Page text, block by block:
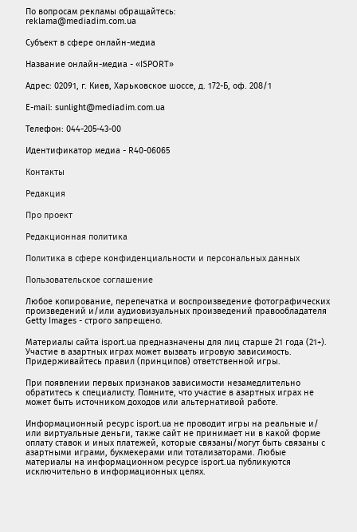
По вопросам рекламы обращайтесь:
reklama@mediadim.com.ua
Субъект в сфере онлайн-медиа
Название онлайн-медиа - «ISPORT»
Адрес: 02091, г. Киев, Харьковское шоссе, д. 172-Б, оф. 208/1
E-mail: sunlight@mediadim.com.ua
Телефон: 044-205-43-00
Идентификатор медиа - R40-06065
Контакты
Редакция
Про проект
Редакционная политика
Политика в сфере конфиденциальности и персональных данных
Пользовательское соглашение
Любое копирование, перепечатка и воспроизведение фотографических
произведений и/или аудиовизуальных произведений правообладателя
Getty Images - строго запрещено.
Материалы сайта isport.ua предназначены для лиц старше 21 года (21+).
Участие в азартных играх может вызвать игровую зависимость.
Придерживайтесь правил (принципов) ответственной игры.
При появлении первых признаков зависимости незамедлительно
обратитесь к специалисту. Помните, что участие в азартных играх не
может быть источником доходов или альтернативой работе.
Информационный ресурс isport.ua не проводит игры на реальные и/
или виртуальные деньги, также сайт не принимает ни в какой форме
oплaту ставок и иных платежей, которые связаны/могут быть связаны c
азартными игрaми, букмекерами или тотализаторами. Любые
материалы на информационном ресурсе isport.ua публикуютcя
исключительно в информационных целях.